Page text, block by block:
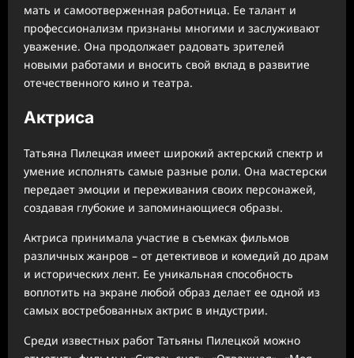
мать и самоотверженная работница. Ее талант и
профессионализм признаны многими и заслуживают
уважение. Она продолжает радовать зрителей
новыми работами и вносить свой вклад в развитие
отечественного кино и театра.
Актриса
Татьяна Пилецкая имеет широкий актерский спектр и
умение исполнять самые разные роли. Она мастерски
передает эмоции и переживания своих персонажей,
создавая глубокие и запоминающиеся образы.
Актриса принимала участие в съемках фильмов
различных жанров – от детективов и комедий до драм
и исторических лент. Ее уникальная способность
воплотить на экране любой образ делает ее одной из
самых востребованных актрис в индустрии.
Среди известных работ Татьяны Пилецкой можно